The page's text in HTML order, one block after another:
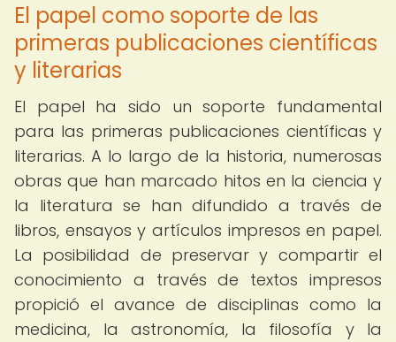
El papel como soporte de las
primeras publicaciones científicas
y literarias
El papel ha sido un soporte fundamental
para las primeras publicaciones científicas y
literarias. A lo largo de la historia, numerosas
obras que han marcado hitos en la ciencia y
la literatura se han difundido a través de
libros, ensayos y artículos impresos en papel.
La posibilidad de preservar y compartir el
conocimiento a través de textos impresos
propició el avance de disciplinas como la
medicina, la astronomía, la filosofía y la